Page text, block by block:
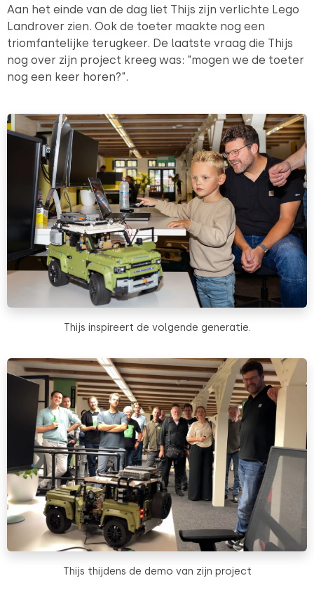
Aan het einde van de dag liet Thijs zijn verlichte Lego
Landrover zien. Ook de toeter maakte nog een
triomfantelijke terugkeer. De laatste vraag die Thijs
nog over zijn project kreeg was: "mogen we de toeter
nog een keer horen?".
Thijs inspireert de volgende generatie.
Thijs thijdens de demo van zijn project